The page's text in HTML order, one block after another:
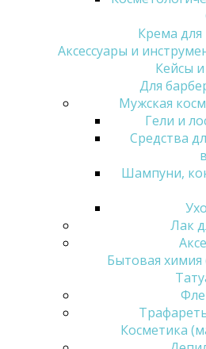
Крема для
Аксессуары и
Кейсы
Для
Мужская
Гели и
Средства
Шампуни,
Лак
Бытовая
Косметика